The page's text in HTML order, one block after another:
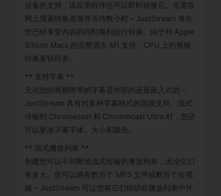
设备的支持，该应用程序也可以即时转换它。无需在
网上搜索转换选项并等待数小时 – JustStream 将在
您已经享受内容的同时顺利运行转换。由于对 Apple
Silicon Macs 的完整原生 M1 支持，CPU 上的视频
转换要轻得多。
** 支持字幕 **
无论您的视频附带的字幕是外部的还是嵌入式的 –
JustStream 具有对多种字幕格式的高级支持。流式
传输到 Chromecast 和 Chromecast Ultra 时，您还
可以更改字幕字体、大小和颜色。
** 流式播放列表 **
创建您可以不间断地流式传输的播放列表，无论它们
有多大。您可以拥有数百个 MP3 文件或数百个短视
频 – JustStream 可让您将它们组织在播放列表中并